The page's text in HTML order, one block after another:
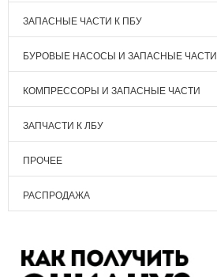
ЗАПАСНЫЕ ЧАСТИ К ПБУ
БУРОВЫЕ НАСОСЫ И ЗАПАСНЫЕ ЧАСТИ
КОМПРЕССОРЫ И ЗАПАСНЫЕ ЧАСТИ
ЗАПЧАСТИ К ЛБУ
ПРОЧЕЕ
РАСПРОДАЖА